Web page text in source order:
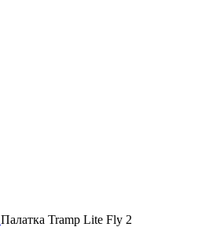
Палатка Tramp Lite Fly 2